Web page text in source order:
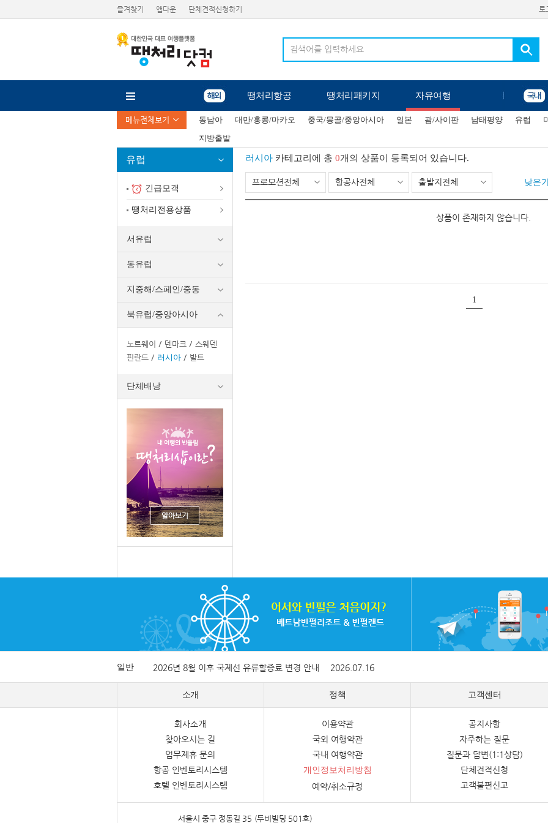
즐겨찾기 앱다운 단체견적신청하기 로
땡처리항공 땡처리패키지 자유여행
메뉴전체보기 동남아 대만/홍콩/마카오 중국/몽골/중앙아시아 일본 괌/사이판 남태평양 유럽
지방출발
유럽
긴급모객
땡처리전용상품
서유럽
동유럽
지중해/스페인/중동
북유럽/중앙아시아
노르웨이 덴마크
스웨덴
핀란드
러시아 발트
단체배낭
러시아 카테고리에 총 0개의 상품이 등록되어 있습니다.
프로모션전체 항공사전체 출발지전체 낮은
상품이 존재하지 않습니다.
1
일반 2026년 8월 이후 국제선 유류할증료 변경 안내 2026.07.16
소개
회사소개
찾아오시는 길
업무제휴 문의
항공 인벤토리시스템
호텔 인벤토리시스템
정책
이용약관
국외 여행약관
국내 여행약관
개인정보처리방침
예약/취소규정
고객센터
공지사항
자주하는 질문
질문과 답변(1:1상담)
단체견적신청
고객불편신고
서울시 중구 정동길 35 (두비빌딩 501호)